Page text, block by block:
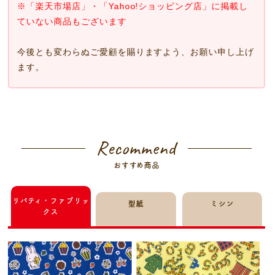
※「楽天市場店」・「Yahoo!ショッピング店」に掲載し
ていない商品もございます
今後とも変わらぬご愛顧を賜りますよう、お願い申し上げ
ます。
Recommend
おすすめ商品
リバティ・ファブリッ
クス
型紙 ミシン